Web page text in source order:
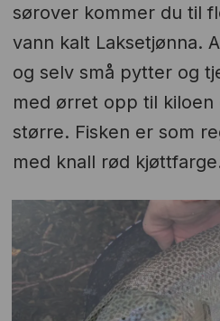
sørover kommer du til
vann kalt Laksetjønna.
og selv små pytter og
med ørret opp til kiloen
større. Fisken er som
med knall rød